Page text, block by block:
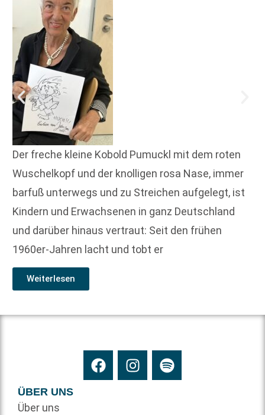
Der freche kleine Kobold Pumuckl mit dem roten
Wuschelkopf und der knolligen rosa Nase, immer
barfuß unterwegs und zu Streichen aufgelegt, ist
Kindern und Erwachsenen in ganz Deutschland
und darüber hinaus vertraut: Seit den frühen
1960er-Jahren lacht und tobt er
Weiterlesen
ÜBER UNS
Über uns